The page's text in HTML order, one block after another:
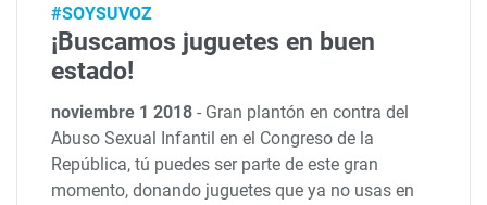
#SOYSUVOZ
¡Buscamos juguetes en buen
estado!
noviembre 1 2018- Gran plantón en contra del
Abuso Sexual Infantil en el Congreso de la
República, tú puedes ser parte de este gran
momento, donando juguetes que ya no usas en